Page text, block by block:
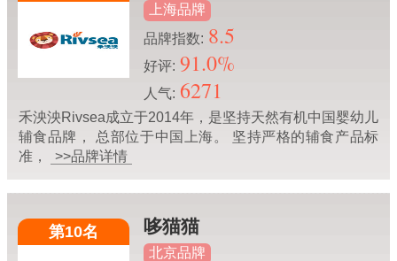
上海品牌
品牌指数: 8.5
好评: 91.0%
人气: 6271
禾泱泱Rivsea成立于2014年，是坚持天然有机中国婴幼儿
辅食品牌， 总部位于中国上海。 坚持严格的辅食产品标
准，
>>品牌详情
第10名 哆猫猫
北京品牌